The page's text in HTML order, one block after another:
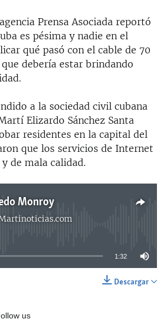
Prensa Asociada reportó
es pésima y nadie en el
qué pasó con el cable de 70
debería estar brindando
a la sociedad civil cubana
Elizardo Sánchez Santa
residentes en la capital del
que los servicios de Internet
de mala calidad.
Monroy
currently available
1:32
Descargar
us